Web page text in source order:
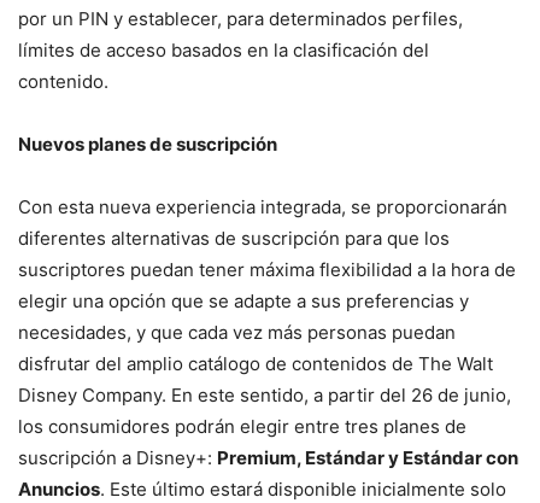
por un PIN y establecer, para determinados perfiles,
límites de acceso basados en la clasificación del
contenido.
Nuevos planes de suscripción
Con esta nueva experiencia integrada, se proporcionarán
diferentes alternativas de suscripción para que los
suscriptores puedan tener máxima flexibilidad a la hora de
elegir una opción que se adapte a sus preferencias y
necesidades, y que cada vez más personas puedan
disfrutar del amplio catálogo de contenidos de The Walt
Disney Company. En este sentido, a partir del 26 de junio,
los consumidores podrán elegir entre tres planes de
suscripción a Disney+: Premium, Estándar y Estándar con
Anuncios. Este último estará disponible inicialmente solo